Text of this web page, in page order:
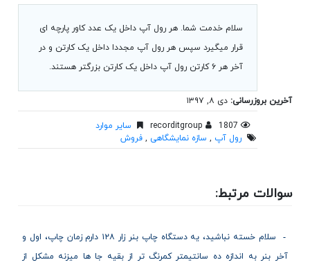
سلام خدمت شما. هر رول آپ داخل یک عدد کاور پارچه ای
قرار میگیرد سپس هر رول آپ مجددا داخل یک کارتن و در
آخر هر ۶ کارتن رول آپ داخل یک کارتن بزرگتر هستند.
آخرین بروزرسانی: دی ۸, ۱۳۹۷
1807
سایر موارد
رول آپ , سازه نمایشگاهی ,فروش
سوالات مرتبط:
سلام خسته نباشید، یه دستگاه چاپ بنر زار ۱۲۸ دارم زمان چاپ، اول و
آخر بنر به اندازه ده سانتیمتر کمرنگ تر از بقیه جا ها میزنه مشکل از